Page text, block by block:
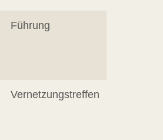
Führung
Vernetzungstreffen